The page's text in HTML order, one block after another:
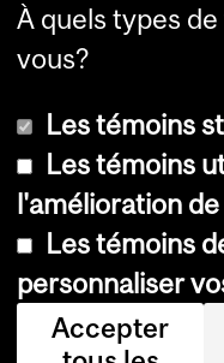
©
À quels types
vous?
Les témoins
Les témoins
l'amélioration
Les témoins
personnaliser
Accepter